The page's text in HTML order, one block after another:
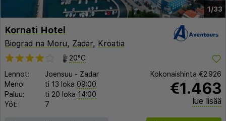
1/33
Kornati Hotel
Biograd na Moru, Zadar, Kroatia
20°C
Lennot:
Joensuu - Zadar
Meno:
ti 13 loka 09:00
Paluu:
ti 20 loka 14:00
Yöt:
7
Kokonaishinta €2.926
€1.463
lue lisää